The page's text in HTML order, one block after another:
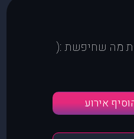
מה שחיפשת :(
אירוע